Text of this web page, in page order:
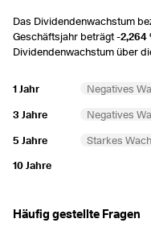
Ausgezahlt
Ausgezahlt
Häufig gestellte Fragen
Das Dividendenwachstum
Geschäftsjahr beträgt-2,264
Dividendenwachstum über
1 Jahr Negatives
3 Jahre Negatives
5 Jahre Starkes
10 Jahre